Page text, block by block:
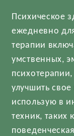
Психическое
ежедневно
терапии
умственных,
улучшить
использую в
техник, таких